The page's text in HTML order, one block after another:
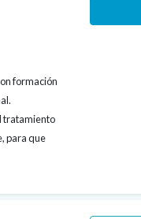
formación
tratamiento
para que